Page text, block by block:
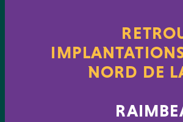
NORD DE